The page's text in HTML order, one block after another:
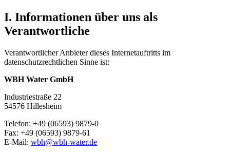
I. Informationen über uns als
Verantwortliche
Verantwortlicher Anbieter dieses Internetauftritts im
datenschutzrechtlichen Sinne ist:
WBH Water GmbH
Industriestraße 22
54576 Hillesheim
Telefon: +49 (06593) 9879-0
Fax: +49 (06593) 9879-61
E-Mail: wbh@wbh-water.de